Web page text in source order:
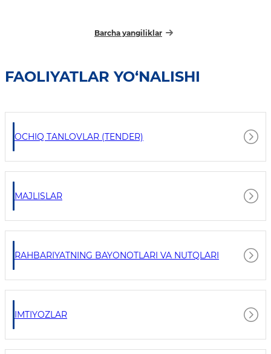
Barcha yangiliklar
FAOLIYATLAR YO‘NALISHI
OCHIQ TANLOVLAR (TENDER)
MAJLISLAR
RAHBARIYATNING BAYONOTLARI VA NUTQLARI
IMTIYOZLAR